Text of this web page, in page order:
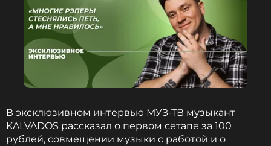
В эксклюзивном интервью МУЗ-ТВ музыкант
KALVADOS рассказал о первом сетапе за 100
рублей, совмещении музыки с работой и о